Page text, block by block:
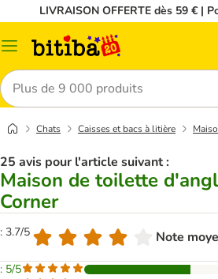
LIVRAISON OFFERTE dès 59 € |
Menu
Rechercher
Chats Caisses et bacs à litière
25 avis pour l'article suivant :
Maison de toilette
Corner
: 3.7/5 Note
: 5/5